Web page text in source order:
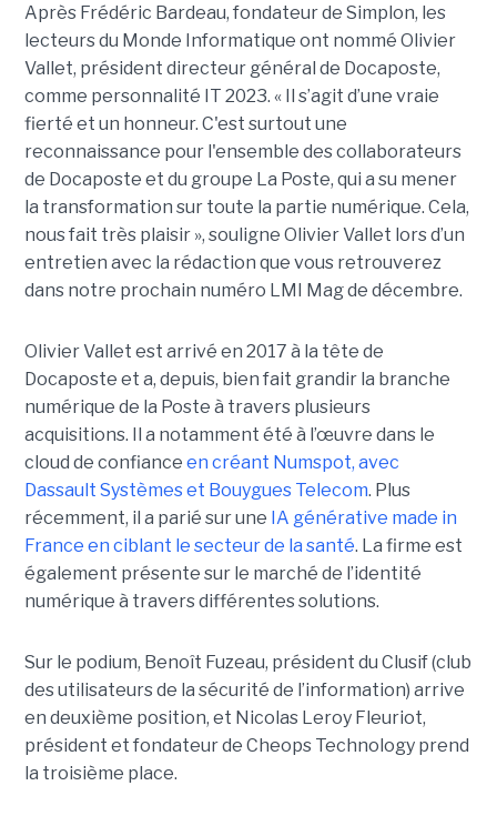
Après Frédéric Bardeau, fondateur de Simplon, les
lecteurs du Monde Informatique ont nommé Olivier
Vallet, président directeur général de Docaposte,
comme personnalité IT 2023. « Il s’agit d’une vraie
fierté et un honneur. C'est surtout une
reconnaissance pour l'ensemble des collaborateurs
de Docaposte et du groupe La Poste, qui a su mener
la transformation sur toute la partie numérique. Cela,
nous fait très plaisir », souligne Olivier Vallet lors d’un
entretien avec la rédaction que vous retrouverez
dans notre prochain numéro LMI Mag de décembre.
Olivier Vallet est arrivé en 2017 à la tête de
Docaposte et a, depuis, bien fait grandir la branche
numérique de la Poste à travers plusieurs
acquisitions. Il a notamment été à l’œuvre dans le
cloud de confiance en créant Numspot, avec
Dassault Systèmes et Bouygues Telecom. Plus
récemment, il a parié sur une IA générative made in
France en ciblant le secteur de la santé. La firme est
également présente sur le marché de l’identité
numérique à travers différentes solutions.
Sur le podium, Benoît Fuzeau, président du Clusif (club
des utilisateurs de la sécurité de l’information) arrive
en deuxième position, et Nicolas Leroy Fleuriot,
président et fondateur de Cheops Technology prend
la troisième place.